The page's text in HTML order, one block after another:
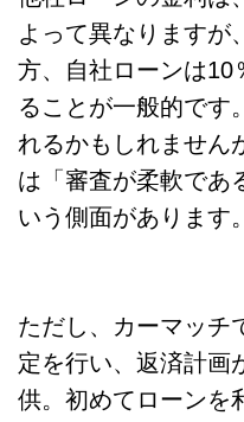
よって異なりますが
方、自社ローンは10
ることが一般的です
れるかもしれません
は「審査が柔軟であ
いう側面があります。
ただし、カーマッチ
定を行い、返済計画
供。初めてローンを